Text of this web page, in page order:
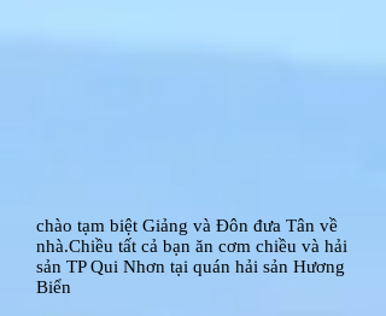
chào tạm biệt Giảng và Đôn đưa Tân về
nhà.Chiều tất cả bạn ăn cơm chiều và hải
sản TP Qui Nhơn tại quán hải sản Hương
Biển